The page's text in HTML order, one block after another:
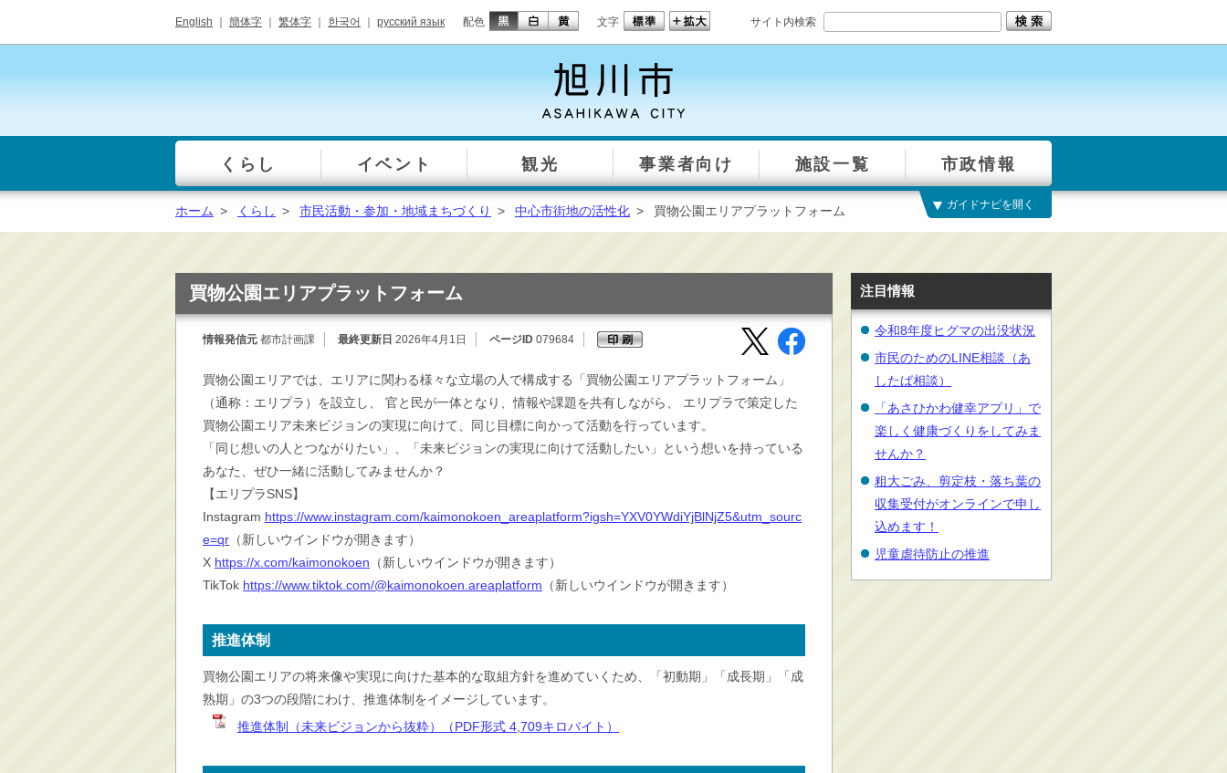
English 簡体字 繁体字 한국어 русский язык 配色 文字 サイト内検索
一覧
くらし イベント 観光 事業者向け 施設一覧 市政情報
総合窓口
手続き・届出（戸籍・
ごみ・リサイクル・環
境保全
消防・救急
防災・安全
学ぶ・文化・スポーツ
産業・しごと・消費生
移住情報
住宅・土地・都市計画
まちづくり
公共交通・空港
市議会・選挙
ガイドナビを開く
ホーム > くらし > 市民活動・参加・地域まちづくり > 中心市街地の活性化 > 買物公園エリアプラットフォーム
買物公園エリアプラットフォーム
情報発信元 都市計画課 最終更新日 2026年4月1日 ページID 079684
買物公園エリアでは、エリアに関わる様々な立場の人で構成する「買物公園エリアプラットフォーム」
（通称：エリプラ）を設立し、 官と民が一体となり、情報や課題を共有しながら、 エリプラで策定した
買物公園エリア未来ビジョンの実現に向けて、同じ目標に向かって活動を行っています。
「同じ想いの人とつながりたい」、「未来ビジョンの実現に向けて活動したい」という想いを持っている
あなた、ぜひ一緒に活動してみませんか？
【エリプラSNS】
Instagram https://www.instagram.com/kaimonokoen_areaplatform?igsh=YXV0YWdiYjBlNjZ5&utm_sourc
e=qr （新しいウインドウが開きます）
X https://x.com/kaimonokoen （新しいウインドウが開きます）
TikTok https://www.tiktok.com/@kaimonokoen.areaplatform （新しいウインドウが開きます）
推進体制
買物公園エリアの将来像や実現に向けた基本的な取組方針を進めていくため、「初動期」「成長期」「成
熟期」の3つの段階にわけ、推進体制をイメージしています。
推進体制（未来ビジョンから抜粋）（PDF形式 4,709キロバイト）
注目情報
令和8年度ヒグマの出没状況
市民のためのLINE相談（あ
したば相談）
「あさひかわ健幸アプリ」で
楽しく健康づくりをしてみま
せんか？
粗大ごみ、剪定枝・落ち葉の
収集受付がオンラインで申し
込めます！
児童虐待防止の推進